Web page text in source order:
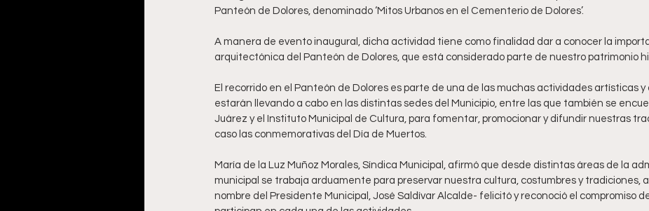
Panteón de Dolores, denominado ‘Mitos Urbanos en el Cementerio de Dolores’.
A manera de evento inaugural, dicha actividad tiene como finalidad dar a conocer la
arquitectónica del Panteón de Dolores, que está considerado parte de nuestro patrimonio
El recorrido en el Panteón de Dolores es parte de una de las muchas actividades artísticas y
estarán llevando a cabo en las distintas sedes del Municipio, entre las que también se
Juárez y el Instituto Municipal de Cultura, para fomentar, promocionar y difundir nuestras
caso las conmemorativas del Día de Muertos.
María de la Luz Muñoz Morales, Síndica Municipal, afirmó que desde distintas áreas de la
municipal se trabaja arduamente para preservar nuestra cultura, costumbres y tradiciones,
nombre del Presidente Municipal, José Saldívar Alcalde- felicitó y reconoció el compromiso